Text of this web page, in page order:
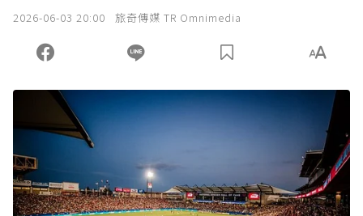
2026-06-03 20:00 旅奇傳媒 TR Omnimedia